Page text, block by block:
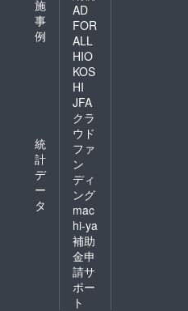
施
事
例
統
計
デ
ー
タ
AD
FOR
ALL
HIO
KOS
HI
JFA
クラ
ウド
ファ
ン
ディ
ング
mac
hi-ya
補助
金申
請サ
ポー
ト